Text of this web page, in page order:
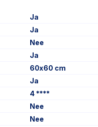
Ja
Ja
Nee
Ja
60x60 cm
Ja
4 ****
Nee
Nee